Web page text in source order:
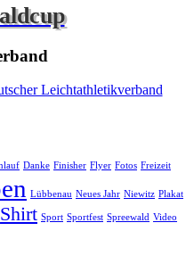
Danke Finisher Flyer Fotos Freizeit
Lübbenau Neues Jahr Niewitz Plakat
Shirt Sport Sportfest Spreewald Video